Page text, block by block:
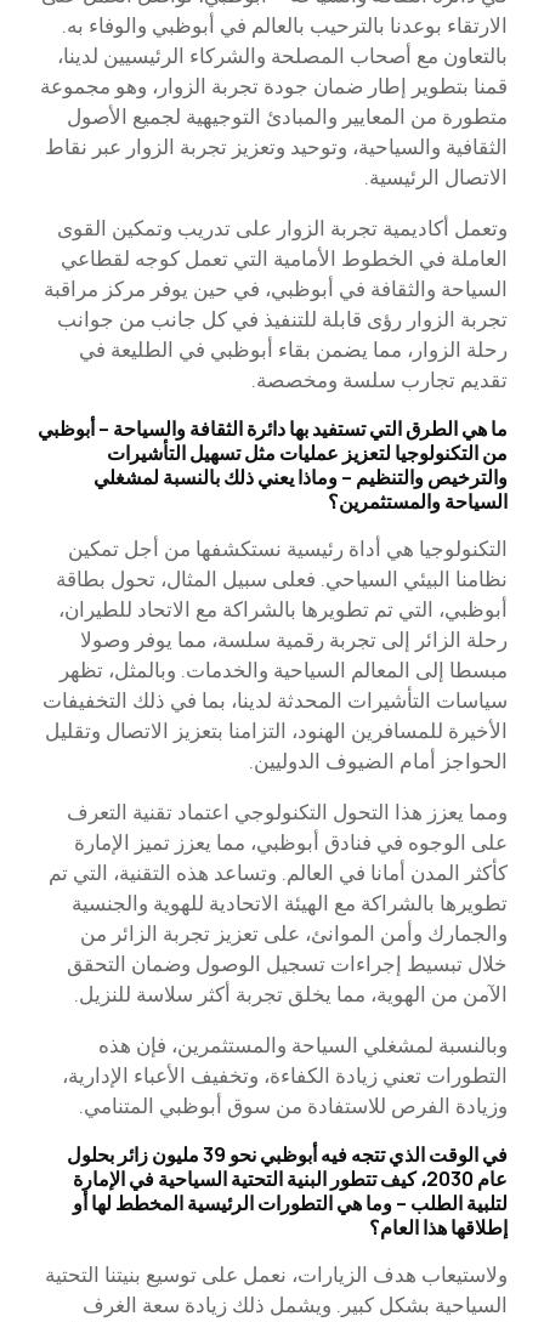
الارتقاء بوعدنا بالترحيب بالعالم في أبوظبي والوفاء به.
بالتعاون مع أصحاب المصلحة والشركاء الرئيسيين لدينا،
قمنا بتطوير إطار ضمان جودة تجربة الزوار، وهو مجموعة
متطورة من المعايير والمبادئ التوجيهية لجميع الأصول
الثقافية والسياحية، وتوحيد وتعزيز تجربة الزوار عبر نقاط
الاتصال الرئيسية.
وتعمل أكاديمية تجربة الزوار على تدريب وتمكين القوى
العاملة في الخطوط الأمامية التي تعمل كوجه لقطاعي
السياحة والثقافة في أبوظبي، في حين يوفر مركز مراقبة
تجربة الزوار رؤى قابلة للتنفيذ في كل جانب من جوانب
رحلة الزوار، مما يضمن بقاء أبوظبي في الطليعة في
تقديم تجارب سلسة ومخصصة.
ما هي الطرق التي تستفيد بها دائرة الثقافة والسياحة – أبوظبي
من التكنولوجيا لتعزيز عمليات مثل تسهيل التأشيرات
والترخيص والتنظيم – وماذا يعني ذلك بالنسبة لمشغلي
السياحة والمستثمرين؟
التكنولوجيا هي أداة رئيسية نستكشفها من أجل تمكين
نظامنا البيئي السياحي. فعلى سبيل المثال، تحول بطاقة
أبوظبي، التي تم تطويرها بالشراكة مع الاتحاد للطيران،
رحلة الزائر إلى تجربة رقمية سلسة، مما يوفر وصولا
مبسطا إلى المعالم السياحية والخدمات. وبالمثل، تظهر
سياسات التأشيرات المحدثة لدينا، بما في ذلك التخفيفات
الأخيرة للمسافرين الهنود، التزامنا بتعزيز الاتصال وتقليل
الحواجز أمام الضيوف الدوليين.
ومما يعزز هذا التحول التكنولوجي اعتماد تقنية التعرف
على الوجوه في فنادق أبوظبي، مما يعزز تميز الإمارة
كأكثر المدن أمانا في العالم. وتساعد هذه التقنية، التي تم
تطويرها بالشراكة مع الهيئة الاتحادية للهوية والجنسية
والجمارك وأمن الموانئ، على تعزيز تجربة الزائر من
خلال تبسيط إجراءات تسجيل الوصول وضمان التحقق
الآمن من الهوية، مما يخلق تجربة أكثر سلاسة للنزيل.
وبالنسبة لمشغلي السياحة والمستثمرين، فإن هذه
التطورات تعني زيادة الكفاءة، وتخفيف الأعباء الإدارية،
وزيادة الفرص للاستفادة من سوق أبوظبي المتنامي.
في الوقت الذي تتجه فيه أبوظبي نحو 39 مليون زائر بحلول
عام 2030، كيف تتطور البنية التحتية السياحية في الإمارة
لتلبية الطلب – وما هي التطورات الرئيسية المخطط لها أو
إطلاقها هذا العام؟
ولاستيعاب هدف الزيارات، نعمل على توسيع بنيتنا التحتية
السياحية بشكل كبير. ويشمل ذلك زيادة سعة الغرف